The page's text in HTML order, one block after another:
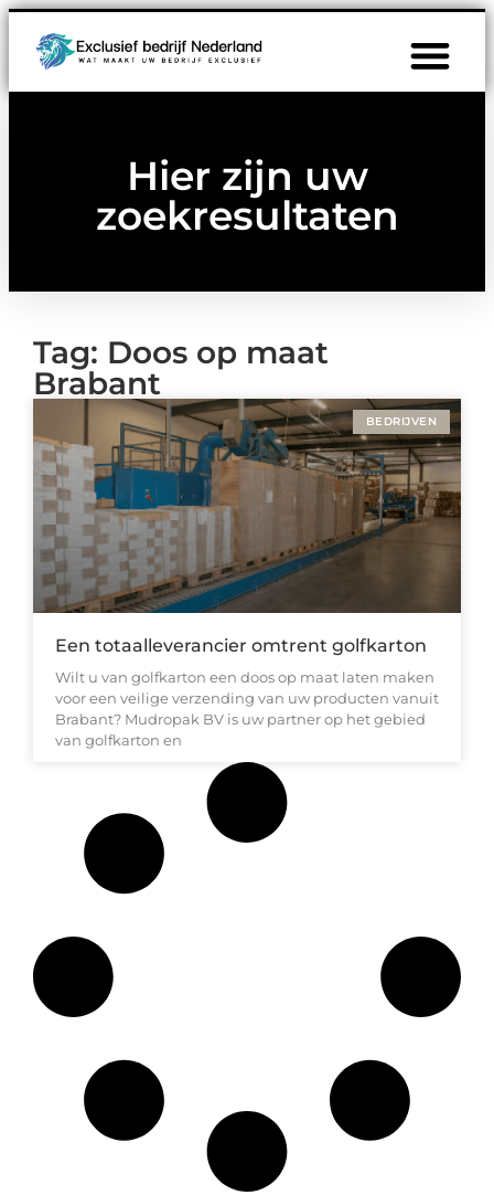
Hier zijn uw
zoekresultaten
Tag: Doos op maat
Brabant
BEDRIJVEN
Een totaalleverancier omtrent golfkarton
Wilt u van golfkarton een doos op maat laten maken
voor een veilige verzending van uw producten vanuit
Brabant? Mudropak BV is uw partner op het gebied
van golfkarton en